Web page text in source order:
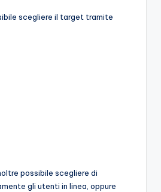
scegliere il target tramite
possibile scegliere di
gli utenti in linea, oppure